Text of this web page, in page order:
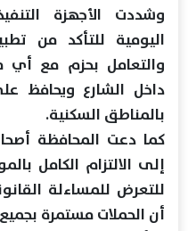
وشددت الأجهزة
اليومية للتأكد من
والتعامل بحزم مع أي
داخل الشارع ويحافظ
بالمناطق السكنية.
كما دعت المحافظة
إلى الالتزام الكامل
للتعرض للمساءلة
أن الحملات مستمرة